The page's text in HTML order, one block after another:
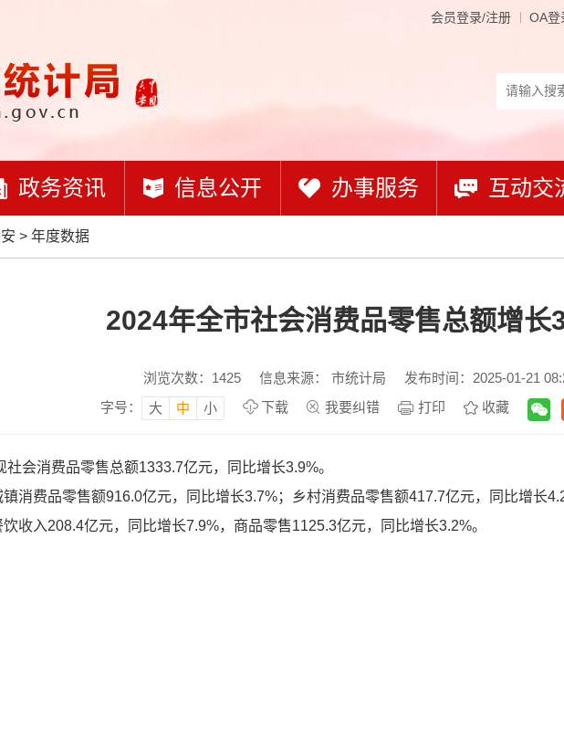
会员登录/注册 OA登
政务资讯 信息公开 办事服务 互动交
> 年度数据
2024年全市社会消费品零售总额增长
浏览次数： 1425 信息来源： 市统计局
发布时间：2025-01-21
字号：
大 中 小 下载 我要纠错 打印 收藏
社会消费品零售总额1333.7亿元，同比增长3.9%。
消费品零售额916.0亿元，同比增长3.7%；乡村消费品零售额417.7亿元，同比增长
收入208.4亿元，同比增长7.9%，商品零售1125.3亿元，同比增长3.2%。